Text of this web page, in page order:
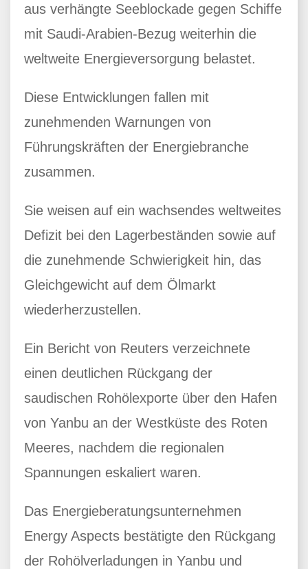
aus verhängte Seeblockade gegen Schiffe
mit Saudi-Arabien-Bezug weiterhin die
weltweite Energieversorgung belastet.
Diese Entwicklungen fallen mit
zunehmenden Warnungen von
Führungskräften der Energiebranche
zusammen.
Sie weisen auf ein wachsendes weltweites
Defizit bei den Lagerbeständen sowie auf
die zunehmende Schwierigkeit hin, das
Gleichgewicht auf dem Ölmarkt
wiederherzustellen.
Ein Bericht von Reuters verzeichnete
einen deutlichen Rückgang der
saudischen Rohölexporte über den Hafen
von Yanbu an der Westküste des Roten
Meeres, nachdem die regionalen
Spannungen eskaliert waren.
Das Energieberatungsunternehmen
Energy Aspects bestätigte den Rückgang
der Rohölverladungen in Yanbu und